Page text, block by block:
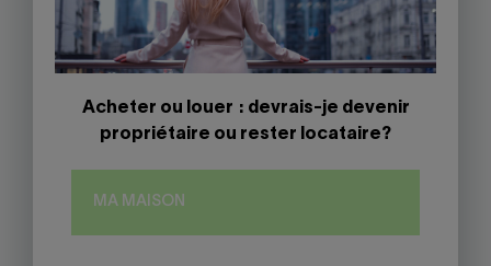
Acheter ou louer : devrais-je devenir
propriétaire ou rester locataire?
MA MAISON